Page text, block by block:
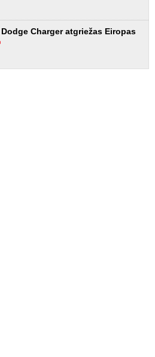
Charger atgriežas Eiropas